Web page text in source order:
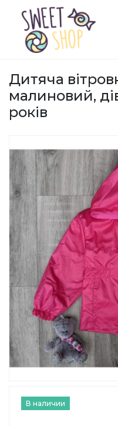
Дитяча
малиновий,
років
В наличии